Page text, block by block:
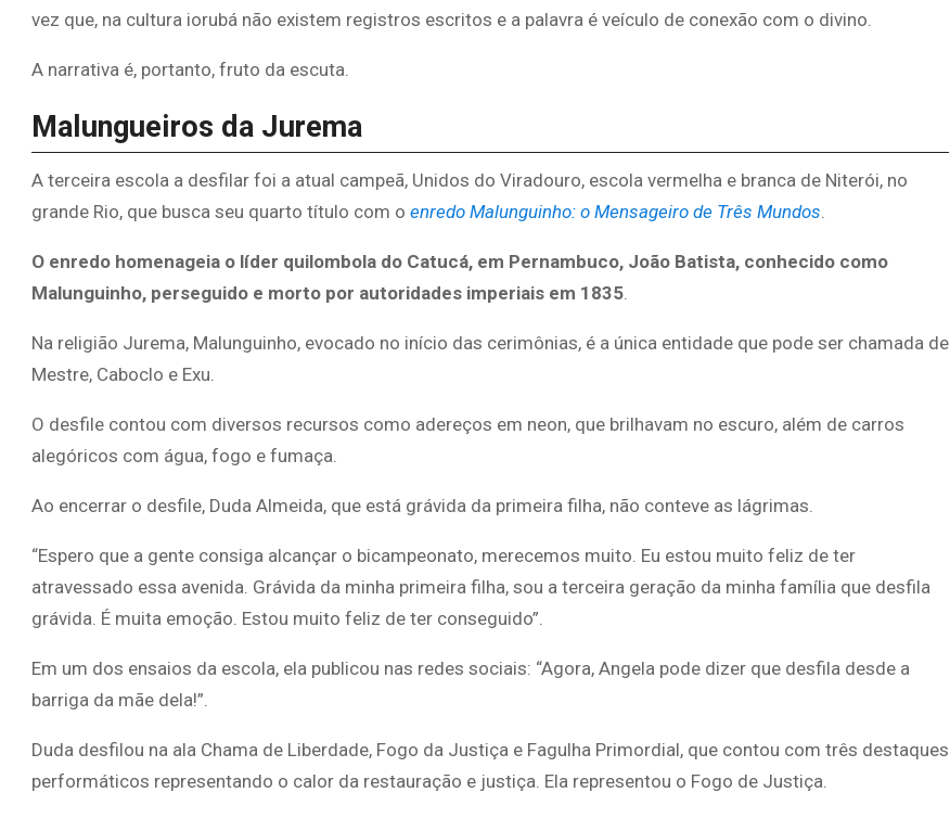
vez que, na cultura iorubá não existem registros escritos e a palavra é veículo de conexão com o divino.
A narrativa é, portanto, fruto da escuta.
Malungueiros da Jurema
A terceira escola a desfilar foi a atual campeã, Unidos do Viradouro, escola vermelha e branca de Niterói, no
grande Rio, que busca seu quarto título com o enredo Malunguinho: o Mensageiro de Três Mundos
O enredo homenageia o líder quilombola do Catucá, em Pernambuco, João Batista, conhecido como
Malunguinho, perseguido e morto por autoridades imperiais em 1835
Na religião Jurema, Malunguinho, evocado no início das cerimônias, é a única entidade que pode ser chamada de
Mestre, Caboclo e Exu.
O desfile contou com diversos recursos como adereços em neon, que brilhavam no escuro, além de carros
alegóricos com água, fogo e fumaça.
Ao encerrar o desfile, Duda Almeida, que está grávida da primeira filha, não conteve as lágrimas.
“Espero que a gente consiga alcançar o bicampeonato, merecemos muito. Eu estou muito feliz de ter
atravessado essa avenida. Grávida da minha primeira filha, sou a terceira geração da minha família que desfila
grávida. É muita emoção. Estou muito feliz de ter conseguido”.
Em um dos ensaios da escola, ela publicou nas redes sociais: “Agora, Angela pode dizer que desfila desde a
barriga da mãe dela!”.
Duda desfilou na ala Chama de Liberdade, Fogo da Justiça e Fagulha Primordial, que contou com três destaques
performáticos representando o calor da restauração e justiça. Ela representou o Fogo de Justiça.